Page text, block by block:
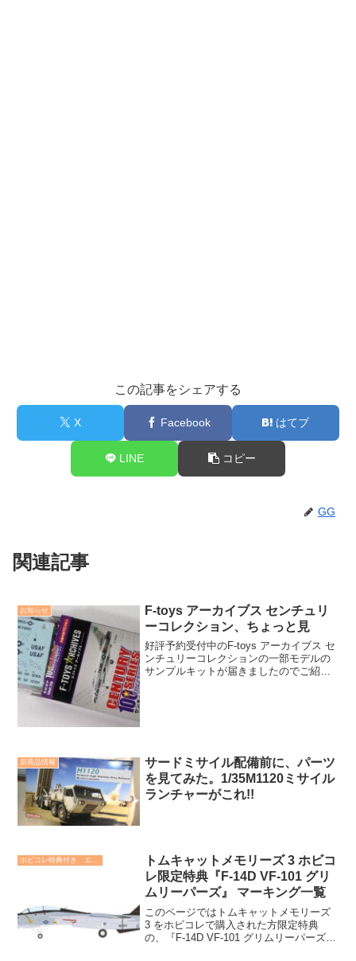
この記事をシェアする
X Facebook はてブ
LINE コピー
GG
関連記事
お知らせ
F-toys アーカイブス センチュリ
ーコレクション、ちょっと見
好評予約受付中のF-toys アーカイブス セ
ンチュリーコレクションの一部モデルの
サンプルキットが届きましたのでご紹介
新商品情報
サードミサイル配備前に、パーツ
を見てみた。1/35M1120ミサイル
ランチャーがこれ!!
ホビコレ特典付き エフトイズ商品情報
トムキャットメモリーズ 3 ホビコ
レ限定特典『F-14D VF-101 グリ
ムリーパーズ』 マーキング一覧
このページではトムキャットメモリーズ
3 をホビコレで購入された方限定特典
の、『F-14D VF-101 グリムリーパーズ』